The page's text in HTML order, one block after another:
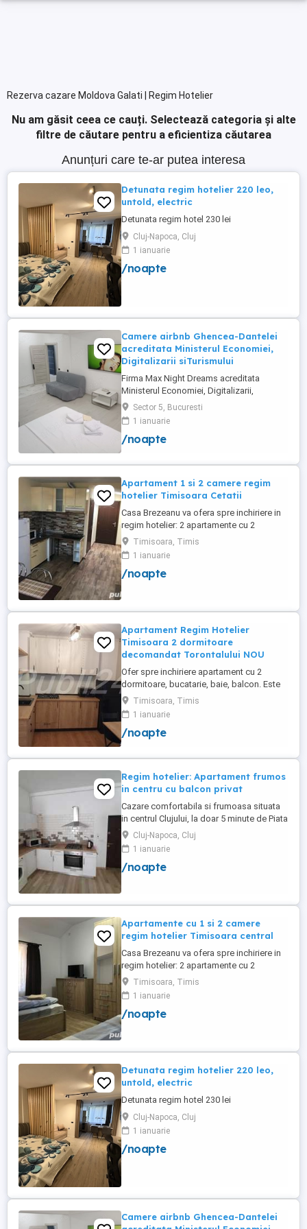
Rezerva cazare Moldova Galati | Regim Hotelier
Nu am găsit ceea ce cauți. Selectează categoria și alte
filtre de căutare pentru a eficientiza căutarea
Anunțuri care te-ar putea interesa
Detunata regim hotelier 220 leo,
untold, electric
Detunata regim hotel 230 lei
Cluj-Napoca, Cluj
1 ianuarie
/noapte
Camere airbnb Ghencea-Dantelei
acreditata Ministerul Economiei,
Digitalizarii siTurismului
Firma Max Night Dreams acreditata
Ministerul Economiei, Digitalizarii,
Antreprenoriatului si Turismului închiriază
in regim hotelier in zona Drumul Taberei -
Ghencea diferite tipuri de camere Camera
single cu o suprafață totală de 16mp
cu o suprafață totală de ...
Sector 5, Bucuresti
1 ianuarie
/noapte
Apartament 1 si 2 camere regim
hotelier Timisoara Cetatii
Casa Brezeanu va ofera spre inchiriere in
regim hotelier: 2 apartamente cu 2
dormitoare, baie si bucatarie proprie. (4
locuri cazare in fiecare apartament) 1
apartament cu 1 dormitor, baie si
bucatarie proprie. (3 locuri cazare) Fiecare
Timisoara, Timis
1 ianuarie
/noapte
Apartament Regim Hotelier
Timisoara 2 dormitoare
decomandat Torontalului NOU
Ofer spre inchiriere apartament cu 2
dormitoare, bucatarie, baie, balcon. Este
complet utilat si mobilat nou, clima,
internet, tv, video interfon masina de
spalat haine, lenjerii, prosoape,
consumabile. In incinta complexului de
de joaca pentru copii. Apartamentul ...
Timisoara, Timis
1 ianuarie
/noapte
Regim hotelier: Apartament frumos
in centru cu balcon privat
Cazare comfortabila si frumoasa situata
in centrul Clujului, la doar 5 minute de Piata
Mihai Viteazu, intr-un bloc nou.
Apartamentul este mobilat si utilat
complet, avand aragaz, hota, cuptor de
microunde, fierbator de apa, masina de
Cluj-Napoca, Cluj
1 ianuarie
/noapte
Apartamente cu 1 si 2 camere
regim hotelier Timisoara central
Casa Brezeanu va ofera spre inchiriere in
regim hotelier: 2 apartamente cu 2
dormitoare, baie si bucatarie proprie. (4
locuri cazare in fiecare apartament) 1
apartament cu 1 dormitor, baie si
bucatarie proprie. (3 locuri cazare) Fiecare
Timisoara, Timis
1 ianuarie
/noapte
Detunata regim hotelier 220 leo,
untold, electric
Detunata regim hotel 230 lei
Cluj-Napoca, Cluj
1 ianuarie
/noapte
Camere airbnb Ghencea-Dantelei